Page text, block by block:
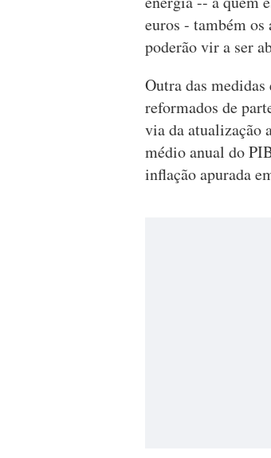
euros - também os
poderão vir a ser
Outra das
reformados de
via da atualização
médio anual do
inflação apurada